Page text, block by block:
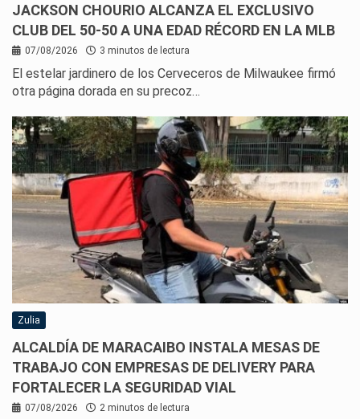
JACKSON CHOURIO ALCANZA EL EXCLUSIVO
CLUB DEL 50-50 A UNA EDAD RÉCORD EN LA MLB
07/08/2026 3 minutos de lectura
El estelar jardinero de los Cerveceros de Milwaukee firmó
otra página dorada en su precoz…
Zulia
ALCALDÍA DE MARACAIBO INSTALA MESAS DE
TRABAJO CON EMPRESAS DE DELIVERY PARA
FORTALECER LA SEGURIDAD VIAL
07/08/2026 2 minutos de lectura